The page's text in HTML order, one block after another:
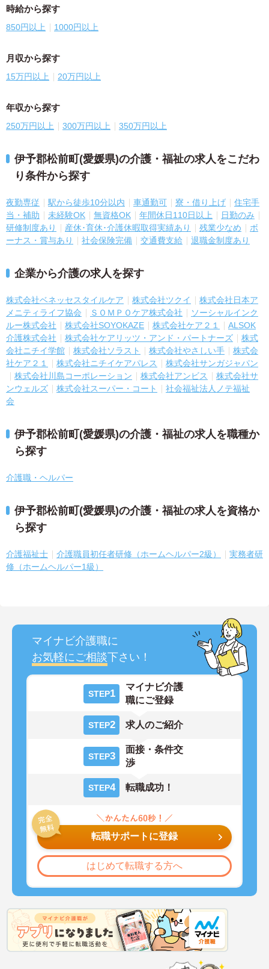
時給から探す
850円以上 1000円以上
月収から探す
15万円以上 20万円以上
年収から探す
250万円以上 300万円以上 350万円以上
伊予郡松前町(愛媛県)の介護・福祉の求人をこだわ
り条件から探す
夜勤専従 駅から徒歩10分以内 車通勤可 寮・借り上げ
住宅手
当・補助
未経験OK 無資格OK 年間休日110日以上
日勤のみ
研修制度あり
産休･育休･介護休暇取得実績あり 残業少なめ
ボ
ーナス・賞与あり
社会保険完備 交通費支給 退職金制度あり
企業から介護の求人を探す
株式会社ベネッセスタイルケア 株式会社ツクイ
株式会社日本ア
メニティライフ協会
ＳＯＭＰＯケア株式会社
ソーシャルインク
ルー株式会社
株式会社SOYOKAZE 株式会社ケア２１
ALSOK
介護株式会社
株式会社ケアリッツ・アンド・パートナーズ
株式
会社ニチイ学館
株式会社ソラスト 株式会社やさしい手
株式会
社ケア２１
株式会社ニチイケアパレス
株式会社サンガジャパン
株式会社川島コーポレーション
株式会社アンビス
株式会社サ
ンウェルズ
株式会社スーパー・コート
社会福祉法人ノテ福祉
会
伊予郡松前町(愛媛県)の介護・福祉の求人を職種か
ら探す
介護職・ヘルパー
伊予郡松前町(愛媛県)の介護・福祉の求人を資格か
ら探す
介護福祉士 介護職員初任者研修（ホームヘルパー2級）
実務者研
修（ホームヘルパー1級）
マイナビ介護職に
お気軽にご相談下さい！
STEP1
マイナビ介護
職にご登録
STEP2 求人のご紹介
STEP3
面接・条件交
渉
STEP4 転職成功！
転職サポートに登録
はじめて転職する方へ